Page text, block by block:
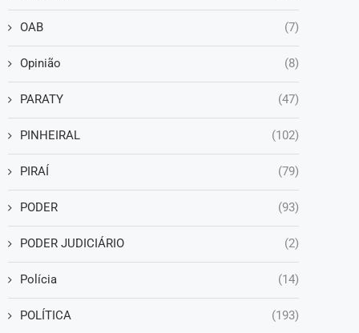
OAB (7)
Opinião (8)
PARATY (47)
PINHEIRAL (102)
PIRAÍ (79)
PODER (93)
PODER JUDICIÁRIO (2)
Polícia (14)
POLÍTICA (193)